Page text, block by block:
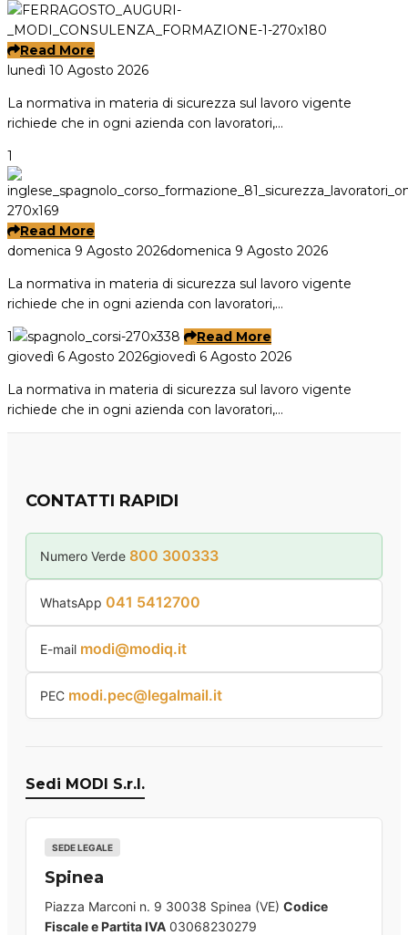
Read More
lunedì 10 Agosto 2026
La normativa in materia di sicurezza sul lavoro vigente
richiede che in ogni azienda con lavoratori,…
1
Read More
domenica 9 Agosto 2026domenica 9 Agosto 2026
La normativa in materia di sicurezza sul lavoro vigente
richiede che in ogni azienda con lavoratori,…
1
Read More
giovedì 6 Agosto 2026giovedì 6 Agosto 2026
La normativa in materia di sicurezza sul lavoro vigente
richiede che in ogni azienda con lavoratori,…
CONTATTI RAPIDI
Numero Verde 800 300333
WhatsApp 041 5412700
E-mail modi@modiq.it
PEC modi.pec@legalmail.it
Sedi MODI S.r.l.
SEDE LEGALE
Spinea
Piazza Marconi n. 9 30038 Spinea (VE) Codice
Fiscale e Partita IVA 03068230279